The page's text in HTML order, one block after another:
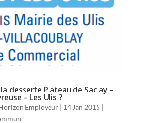
desserte Plateau de Saclay –
– Les Ulis ?
Employeur| 14 Jan 2015 |